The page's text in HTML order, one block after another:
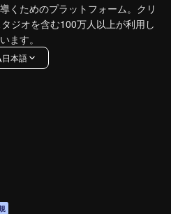
くためのプラットフォーム。クリ
ジオを含む100万人以上が利用し
ます。
日本語